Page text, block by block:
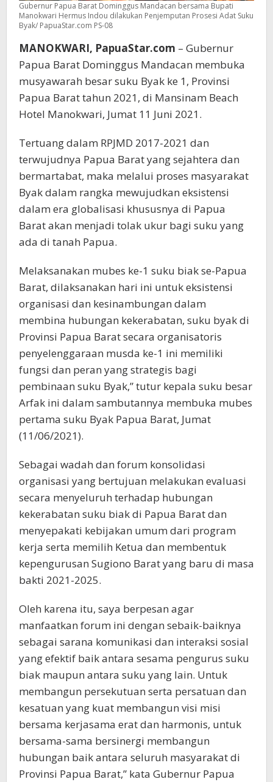
Gubernur Papua Barat Dominggus Mandacan bersama Bupati
Manokwari Hermus Indou dilakukan Penjemputan Prosesi Adat Suku
Byak/ PapuaStar.com PS-08
MANOKWARI, PapuaStar.com – Gubernur
Papua Barat Dominggus Mandacan membuka
musyawarah besar suku Byak ke 1, Provinsi
Papua Barat tahun 2021, di Mansinam Beach
Hotel Manokwari, Jumat 11 Juni 2021.
Tertuang dalam RPJMD 2017-2021 dan
terwujudnya Papua Barat yang sejahtera dan
bermartabat, maka melalui proses masyarakat
Byak dalam rangka mewujudkan eksistensi
dalam era globalisasi khususnya di Papua
Barat akan menjadi tolak ukur bagi suku yang
ada di tanah Papua.
Melaksanakan mubes ke-1 suku biak se-Papua
Barat, dilaksanakan hari ini untuk eksistensi
organisasi dan kesinambungan dalam
membina hubungan kekerabatan, suku byak di
Provinsi Papua Barat secara organisatoris
penyelenggaraan musda ke-1 ini memiliki
fungsi dan peran yang strategis bagi
pembinaan suku Byak,” tutur kepala suku besar
Arfak ini dalam sambutannya membuka mubes
pertama suku Byak Papua Barat, Jumat
(11/06/2021).
Sebagai wadah dan forum konsolidasi
organisasi yang bertujuan melakukan evaluasi
secara menyeluruh terhadap hubungan
kekerabatan suku biak di Papua Barat dan
menyepakati kebijakan umum dari program
kerja serta memilih Ketua dan membentuk
kepengurusan Sugiono Barat yang baru di masa
bakti 2021-2025.
Oleh karena itu, saya berpesan agar
manfaatkan forum ini dengan sebaik-baiknya
sebagai sarana komunikasi dan interaksi sosial
yang efektif baik antara sesama pengurus suku
biak maupun antara suku yang lain. Untuk
membangun persekutuan serta persatuan dan
kesatuan yang kuat membangun visi misi
bersama kerjasama erat dan harmonis, untuk
bersama-sama bersinergi membangun
hubungan baik antara seluruh masyarakat di
Provinsi Papua Barat,” kata Gubernur Papua